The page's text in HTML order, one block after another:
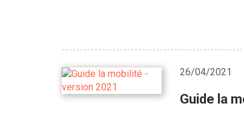
26/04/2021
Guide la